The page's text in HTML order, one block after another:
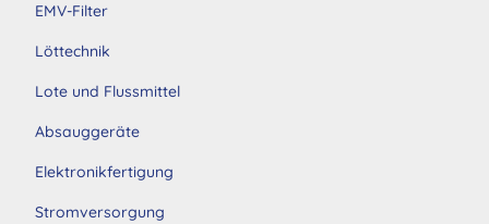
EMV-Filter
Löttechnik
Lote und Flussmittel
Absauggeräte
Elektronikfertigung
Stromversorgung